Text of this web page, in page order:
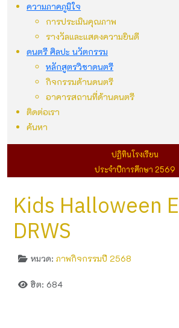
ความภาคภูมิใจ
การประเมินคุณภาพ
รางวัลและแสดงความยินดี
ดนตรี ศิลปะ นวัตกรรม
หลักสูตรวิชาดนตรี
กิจกรรมด้านดนตรี
อาคารสถานที่ด้านดนตรี
ติดต่อเรา
ค้นหา
ปฏิทินโรงเรียน
ประจำปีการศึกษา 2569
Kids Halloween​
DRWS
หมวด: ภาพกิจกรรมปี 2568
ฮิต: 684